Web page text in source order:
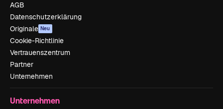
AGB
Datenschutzerklärung
Originale Neu
Cookie-Richtlinie
Vertrauenszentrum
Partner
Unternehmen
Unternehmen